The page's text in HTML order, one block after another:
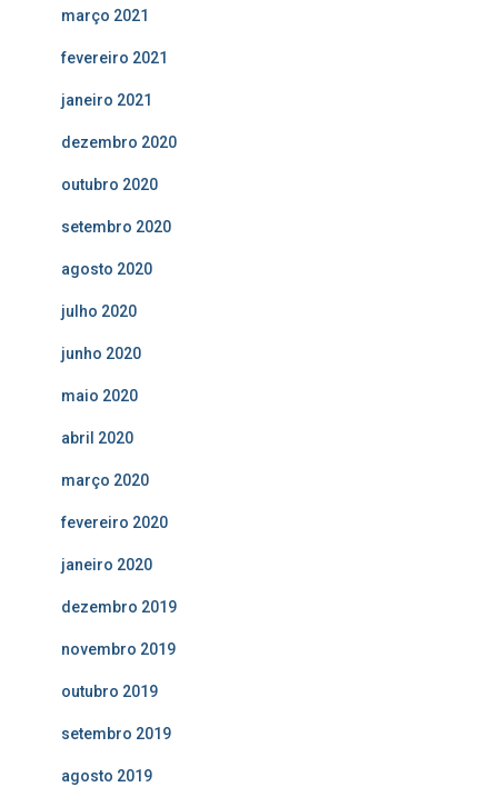
março 2021
fevereiro 2021
janeiro 2021
dezembro 2020
outubro 2020
setembro 2020
agosto 2020
julho 2020
junho 2020
maio 2020
abril 2020
março 2020
fevereiro 2020
janeiro 2020
dezembro 2019
novembro 2019
outubro 2019
setembro 2019
agosto 2019